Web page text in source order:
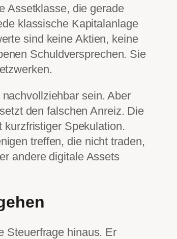
Assetklasse, die gerade
klassische Kapitalanlage
sind keine Aktien, keine
Schuldversprechen. Sie
sein. Aber
den falschen Anreiz. Die
Spekulation.
treffen, die nicht traden,
andere digitale Assets
Steuerfrage hinaus. Er